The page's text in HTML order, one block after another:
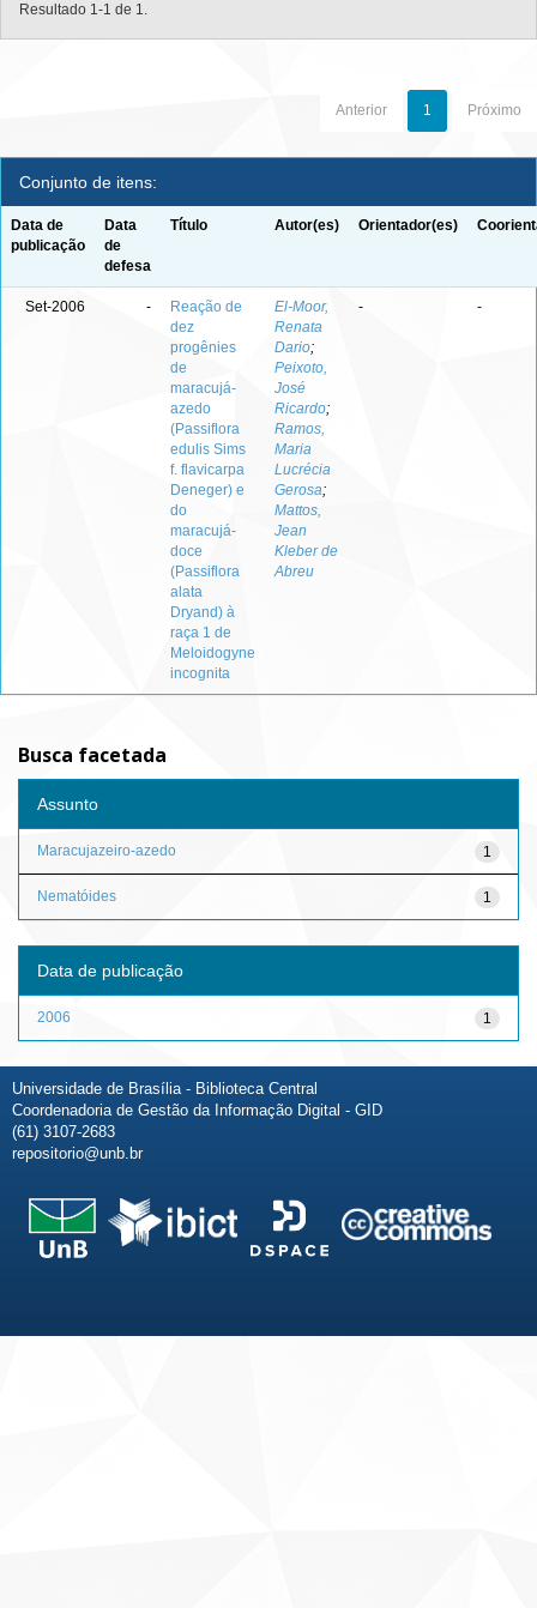
Resultado 1-1 de 1.
Anterior 1 Próximo
Conjunto de itens:
Data de
publicação
Data
de
defesa
Título Autor(es) Orientador(es)
Set-2006 -
Reação de
dez
progênies
de
maracujá-
azedo
(Passiflora
edulis Sims
f. flavicarpa
Deneger) e
do
maracujá-
doce
(Passiflora
alata
Dryand) à
raça 1 de
Meloidogyne
incognita
El-Moor,
Renata
Dario;
Peixoto,
José
Ricardo;
Ramos,
Maria
Lucrécia
Gerosa;
Mattos,
Jean
Kleber de
Abreu
- -
Busca facetada
Assunto
1
Maracujazeiro-azedo
1
Nematóides
Data de publicação
1
2006
Universidade de Brasília - Biblioteca Central
Coordenadoria de Gestão da Informação Digital - GID
(61) 3107-2683
repositorio@unb.br